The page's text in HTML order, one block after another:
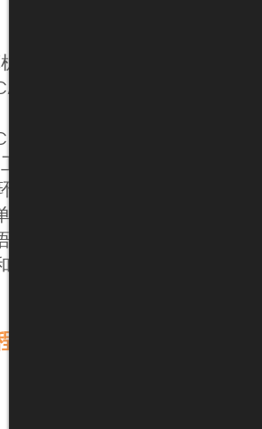
领域的学士学位
诊断/启动加载器工作经
语言经验
具链
开发流程
元测试和验证测试
和沟通能力
解决问题的能力
师